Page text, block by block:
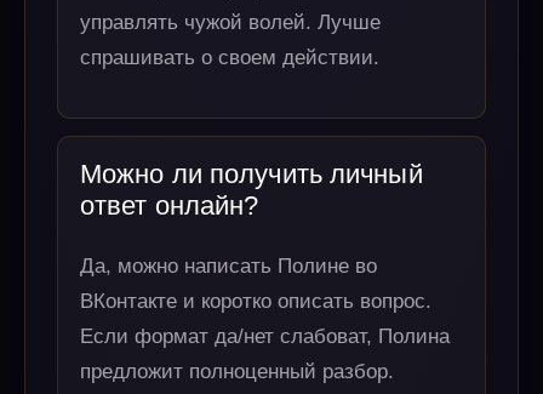
управлять чужой волей. Лучше
спрашивать о своем действии.
Можно ли получить личный
ответ онлайн?
Да, можно написать Полине во
ВКонтакте и коротко описать вопрос.
Если формат да/нет слабоват, Полина
предложит полноценный разбор.